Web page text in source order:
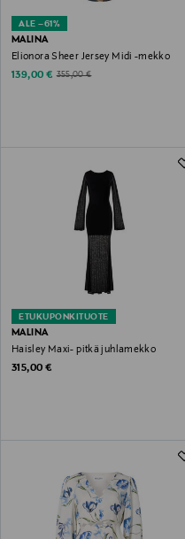
ALE –61%
MALINA
Elionora Sheer Jersey Midi -mekko
Discounted Price
139,00 € Original Price
355,00 €
ETUKUPONKITUOTE
MALINA
Haisley Maxi- pitkä juhlamekko
Original Price
315,00 €